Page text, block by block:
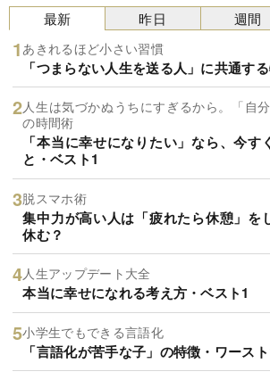
最新
あきれるほど小さい習慣
「つまらない人生を送る人」に共通す
人生は気づかぬうちにすぎるから。「自
の時間術
「本当に幸せになりたい」なら、今す
と・ベスト1
脱スマホ術
集中力が高い人は「疲れたら休憩」を
休む？
人生アップデート大全
本当に幸せになれる考え方・ベスト1
小学生でもできる言語化
「言語化が苦手な子」の特徴・ワース
昨日 週間